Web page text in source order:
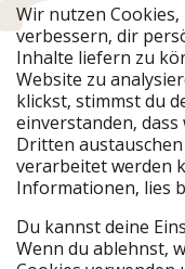
Urlaubspiraten ist
Unsere Märkte
PiratinViaggio
VakantiePiraten
VoyagesPirates
Urlaubspiraten
Unsere Gruppe
Wir nutzen
verbessern, dir
Inhalte liefern zu
Website zu
klickst, stimmst du
einverstanden,
Dritten
verarbeitet werden
Informationen, lies
Du kannst deine
Wenn du ablehnst,